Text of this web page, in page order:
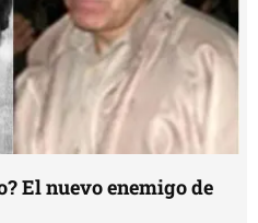
El nuevo enemigo de